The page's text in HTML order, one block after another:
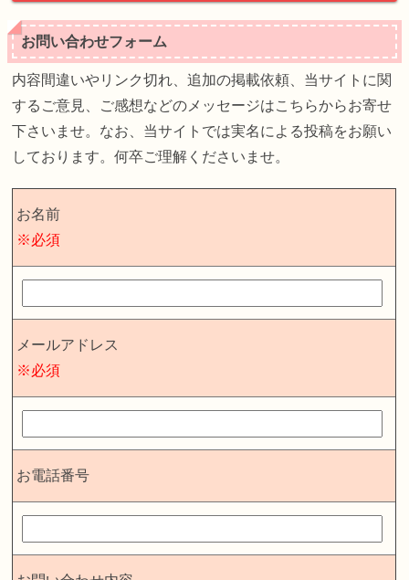
お問い合わせフォーム
内容間違いやリンク切れ、追加の掲載依頼、当サイトに関
するご意見、ご感想などのメッセージはこちらからお寄せ
下さいませ。なお、当サイトでは実名による投稿をお願い
しております。何卒ご理解くださいませ。
お名前
※必須
メールアドレス
※必須
お電話番号